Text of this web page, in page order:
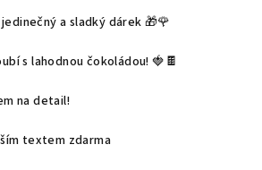
a sladký dárek 🎁🌹
s lahodnou čokoládou! 🍓🍫
na detail!
textem zdarma